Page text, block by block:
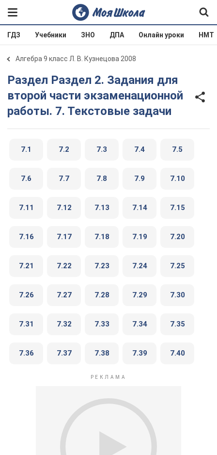
ГДЗ Учебники ЗНО ДПА Онлайн уроки НМТ
Алгебра 9 класс Л. В. Кузнецова 2008
Раздел Раздел 2. Задания для
второй части экзаменационной
работы. 7. Текстовые задачи
7.1 7.2 7.3 7.4 7.5
7.6 7.7 7.8 7.9 7.10
7.11 7.12 7.13 7.14 7.15
7.16 7.17 7.18 7.19 7.20
7.21 7.22 7.23 7.24 7.25
7.26 7.27 7.28 7.29 7.30
7.31 7.32 7.33 7.34 7.35
7.36 7.37 7.38 7.39 7.40